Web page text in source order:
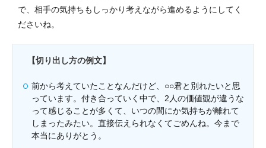
で、相手の気持ちもしっかり考えながら進めるようにしてく
ださいね。
【切り出し方の例文】
前から考えていたことなんだけど、○○君と別れたいと思
っています。付き合っていく中で、2人の価値観が違うな
って感じることが多くて、いつの間にか気持ちが離れて
しまったみたい。直接伝えられなくてごめんね。今まで
本当にありがとう。